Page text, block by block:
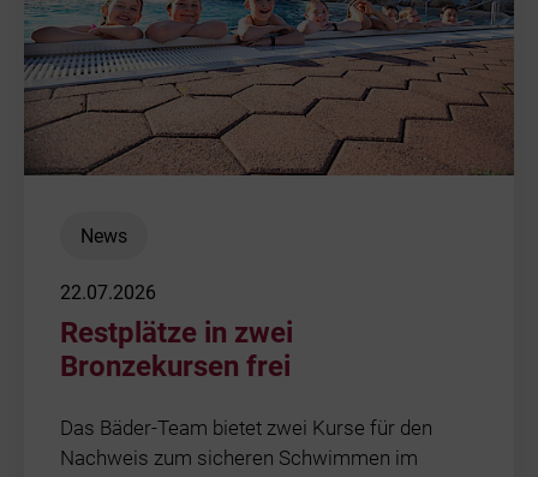
News
22.07.2026
Restplätze in zwei
Bronzekursen frei
Das Bäder-Team bietet zwei Kurse für den
Nachweis zum sicheren Schwimmen im